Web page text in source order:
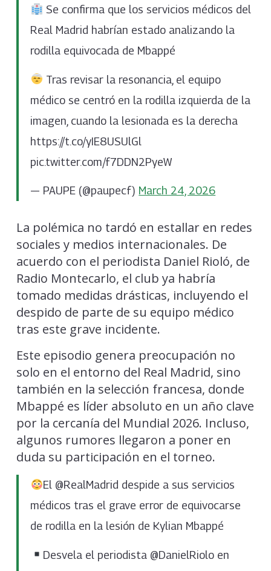
Se confirma que los servicios médicos del
Real Madrid habrían estado analizando la
rodilla equivocada de Mbappé
Tras revisar la resonancia, el equipo
médico se centró en la rodilla izquierda de la
imagen, cuando la lesionada es la derecha
https://t.co/yIE8USUlGl
pic.twitter.com/f7DDN2PyeW
— PAUPE (@paupecf) March 24, 2026
La polémica no tardó en estallar en redes
sociales y medios internacionales. De
acuerdo con el periodista Daniel Rioló, de
Radio Montecarlo, el club ya habría
tomado medidas drásticas, incluyendo el
despido de parte de su equipo médico
tras este grave incidente.
Este episodio genera preocupación no
solo en el entorno del Real Madrid, sino
también en la selección francesa, donde
Mbappé es líder absoluto en un año clave
por la cercanía del Mundial 2026. Incluso,
algunos rumores llegaron a poner en
duda su participación en el torneo.
El @RealMadrid despide a sus servicios
médicos tras el grave error de equivocarse
de rodilla en la lesión de Kylian Mbappé
Desvela el periodista @DanielRiolo en